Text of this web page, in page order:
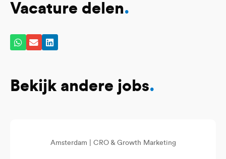
Vacature delen.
Bekijk andere jobs.
Amsterdam | CRO & Growth Marketing